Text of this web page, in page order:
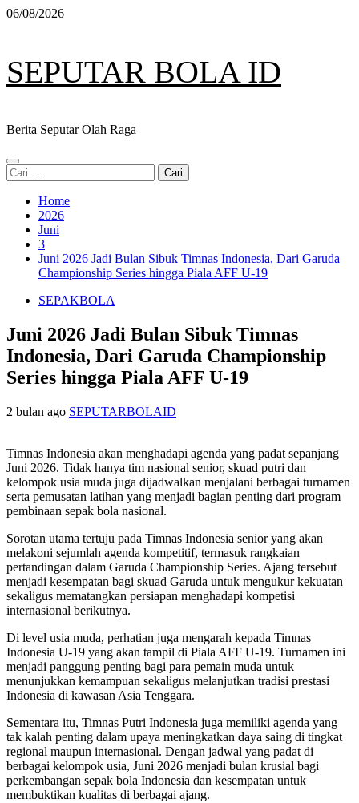
Skip
06/08/2026
SEPUTAR BOLA ID
Berita Seputar Olah Raga
Primary
Menu
Cari
untuk:
Home
2026
Juni
3
Juni 2026 Jadi Bulan Sibuk Timnas Indonesia, Dari Garuda
Championship Series hingga Piala AFF U-19
SEPAKBOLA
Juni 2026 Jadi Bulan Sibuk Timnas
Indonesia, Dari Garuda Championship
Series hingga Piala AFF U-19
2 bulan ago SEPUTARBOLAID
Timnas Indonesia akan menghadapi agenda yang padat sepanjang
Juni 2026. Tidak hanya tim nasional senior, skuad putri dan
kelompok usia muda juga dijadwalkan menjalani berbagai turnamen
serta pemusatan latihan yang menjadi bagian penting dari program
pembinaan sepak bola nasional.
Sorotan utama tertuju pada Timnas Indonesia senior yang akan
melakoni sejumlah agenda kompetitif, termasuk rangkaian
pertandingan dalam Garuda Championship Series. Ajang tersebut
menjadi kesempatan bagi skuad Garuda untuk mengukur kekuatan
sekaligus mematangkan persiapan menghadapi kompetisi
internasional berikutnya.
Di level usia muda, perhatian juga mengarah kepada Timnas
Indonesia U-19 yang akan tampil di Piala AFF U-19. Turnamen ini
menjadi panggung penting bagi para pemain muda untuk
menunjukkan kemampuan sekaligus melanjutkan tradisi prestasi
Indonesia di kawasan Asia Tenggara.
Sementara itu, Timnas Putri Indonesia juga memiliki agenda yang
tak kalah penting dalam upaya meningkatkan daya saing di tingkat
regional maupun internasional. Dengan jadwal yang padat di
berbagai kelompok usia, Juni 2026 menjadi bulan krusial bagi
perkembangan sepak bola Indonesia dan kesempatan untuk
membuktikan kualitas di berbagai ajang.